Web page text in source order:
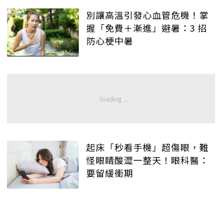
別讓高溫引發心血管危機！掌
握「免費＋漸進」避暑：3 招
防心梗中暑
起床「秒看手機」超傷眼，難
怪眼睛酸澀一整天！眼科醫：
要留緩衝期